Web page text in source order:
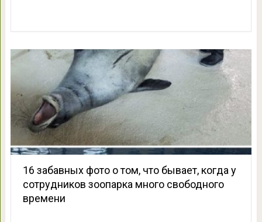
16 забавных фото о том, что бывает, когда у
сотрудников зоопарка много свободного
времени